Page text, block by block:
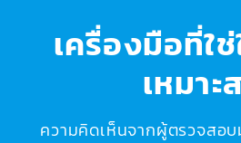
เครื่องมือที่ใ
เหมาะ
ความคิดเห็นจากผู้ตรวจสอ